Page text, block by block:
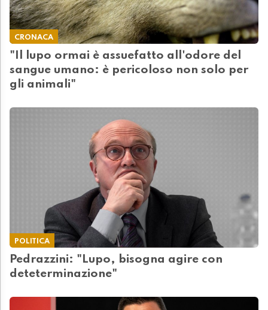
CRONACA
"Il lupo ormai è assuefatto all'odore del
sangue umano: è pericoloso non solo per
gli animali"
POLITICA
Pedrazzini: "Lupo, bisogna agire con
deteterminazione"